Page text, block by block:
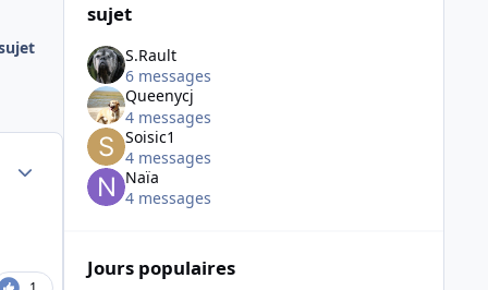
Author stats
sujet
S.Rault
6 messages
Queenycj
4 messages
Soisic1
4 messages
Naïa
4 messages
Jours populaires